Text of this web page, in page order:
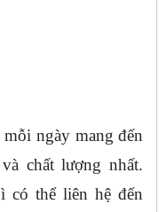
ngày mang đến
chất lượng nhất.
có thể liên hệ đến